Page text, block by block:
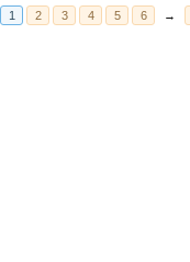
1 2 3 4 5 6 →